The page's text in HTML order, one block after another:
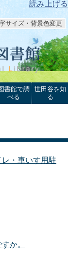
読み上げる
サイズ・背景色変更
書館で調
べる
世田谷を知
る
・車いす用駐
か。